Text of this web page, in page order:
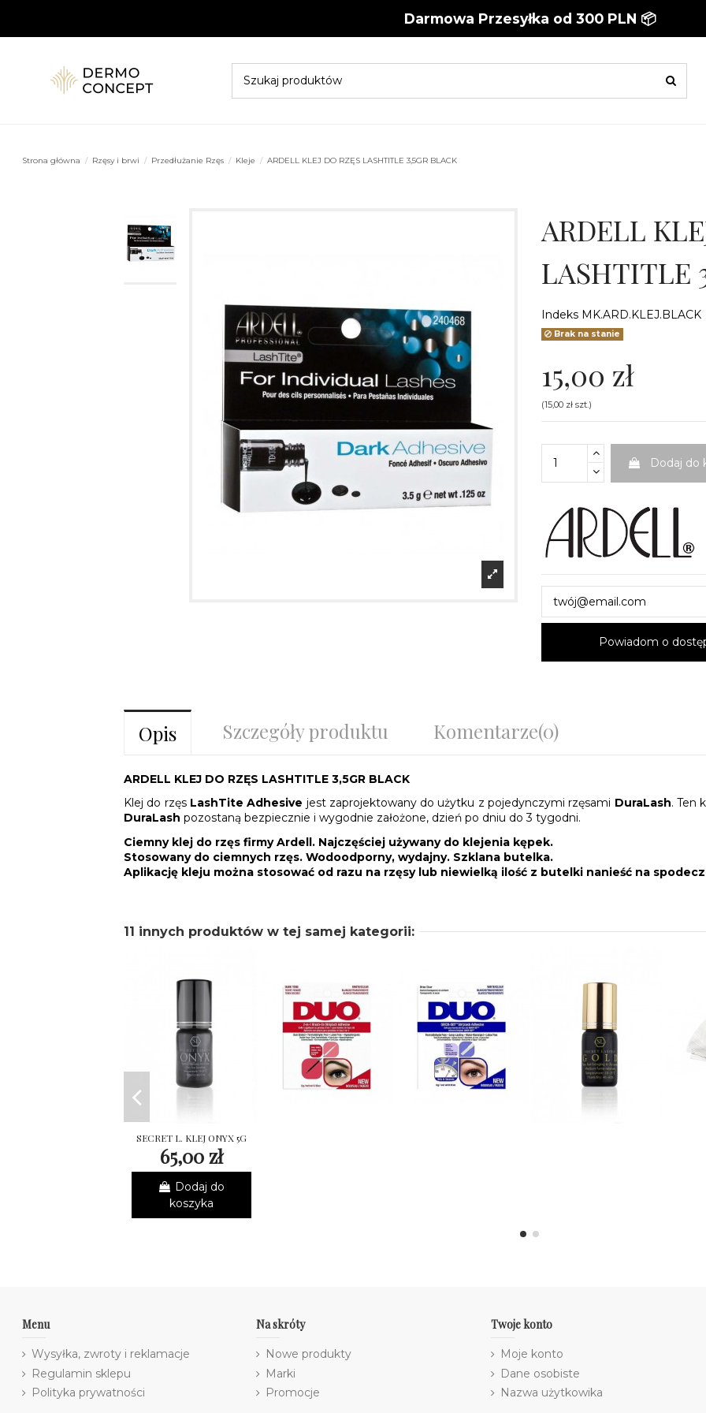
Darmowa Przesyłka od 300 PLN 📦
Strona główna Rzęsy i brwi Przedłużanie Rzęs Kleje ARDELL KLEJ DO RZĘS LASHTITLE 3,5GR BLACK
ARDELL
LASHTITLE
Indeks MK.ARD.KLEJ.BLACK
Brak na stanie
15,00 zł
(15,00 zł szt.)
Dodaj do
Opis Szczegóły produktu Komentarze(0)
ARDELL KLEJ DO RZĘS LASHTITLE 3,5GR BLACK
Klej do rzęs LashTite Adhesive jest zaprojektowany do użytku z pojedynczymi rzęsami DuraLash. Ten
DuraLash pozostaną bezpiecznie i wygodnie założone, dzień po dniu do 3 tygodni.
Ciemny klej do rzęs firmy Ardell. Najczęściej używany do klejenia kępek.
Stosowany do ciemnych rzęs. Wodoodporny, wydajny. Szklana butelka.
Aplikację kleju można stosować od razu na rzęsy lub niewielką ilość z butelki nanieść na
11 innych produktów w tej samej kategorii:
SECRET L. KLEJ ONYX 5G
65,00 zł
Dodaj do
koszyka
Menu
Wysyłka, zwroty i reklamacje
Regulamin sklepu
Polityka prywatności
Na skróty
Nowe produkty
Marki
Promocje
Twoje konto
Moje konto
Dane osobiste
Nazwa użytkowika